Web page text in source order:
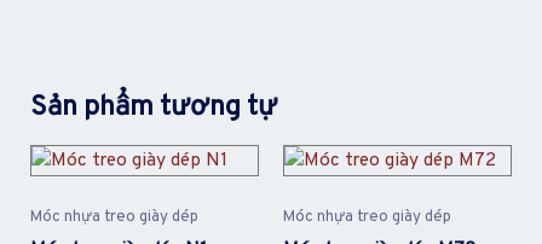
Sản phẩm tương tự
Móc nhựa treo giày dép Móc nhựa treo giày dép